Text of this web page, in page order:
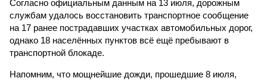
Согласно официальным данным на 13 июля, дорожным
службам удалось восстановить транспортное сообщение
на 17 ранее пострадавших участках автомобильных дорог,
однако 18 населённых пунктов всё ещё пребывают в
транспортной блокаде.
Напомним, что мощнейшие дожди, прошедшие 8 июля,